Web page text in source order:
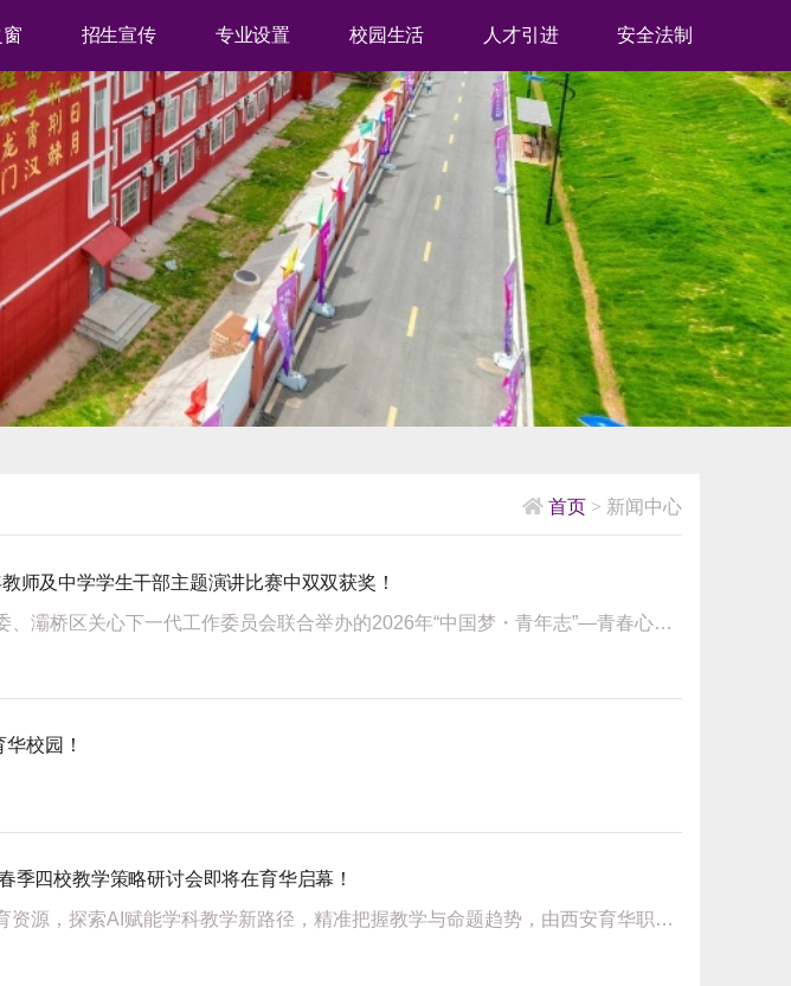
招生宣传 专业设置 校园生活 人才引进 安全法制
首页 > 新闻中心
师及中学学生干部主题演讲比赛中双双获奖！
在由西安市灞桥区教育局、共青团灞桥区委、灞桥区关心下一代工作委员会联合举办的2026年“中国梦・青年志”—青春心向党建功“十五五”青年教师及中学学生干部主题演讲比赛中，我校学子任昕悦荣获高中组三等奖、...
校园！
季四校教学策略研讨会即将在育华启幕！
为进一步深化校际教学协作，共享优质教育资源，探索AI赋能学科教学新路径，精准把握教学与命题趋势，由西安育华职业高中发起，联合西安市东城第一中学、西安市第六十二中学、西安思源中学，共同举办文化课学科教学...